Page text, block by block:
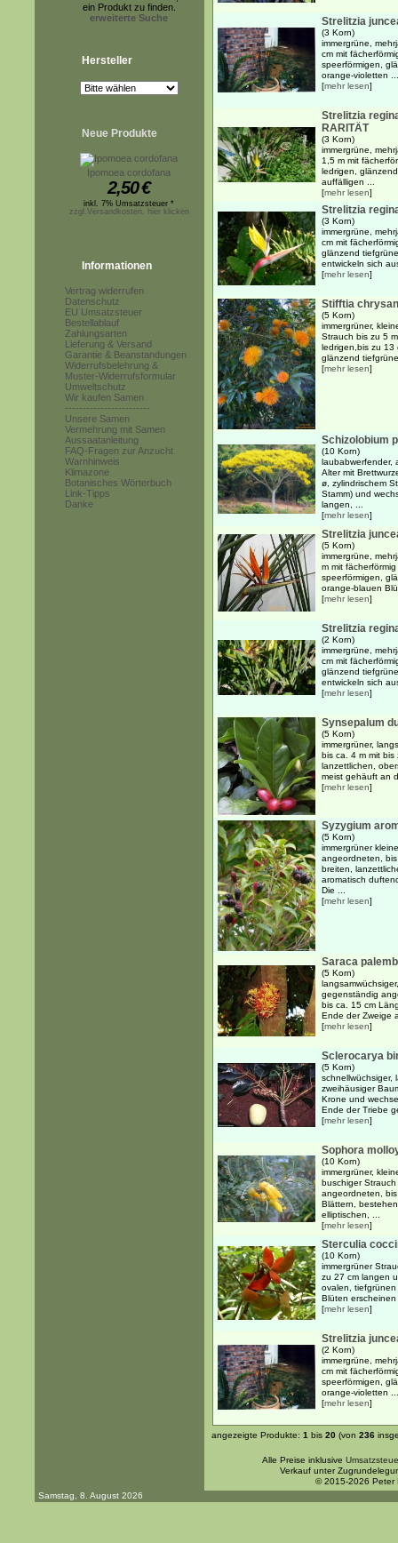
ein Produkt zu finden.
erweiterte Suche
Hersteller
Neue Produkte
Ipomoea cordofana
2,50€
inkl. 7% Umsatzsteuer *
zzgl.Versandkosten, hier klicken
Informationen
Vertrag widerrufen
Datenschutz
EU Umsatzsteuer
Bestellablauf
Zahlungsarten
Lieferung & Versand
Garantie & Beanstandungen
Widerrufsbelehrung &
Muster-Widerrufsformular
Umweltschutz
Wir kaufen Samen
------------------------
Unsere Samen
Vermehrung mit Samen
Aussaatanleitung
FAQ-Fragen zur Anzucht
Warnhinweis
Klimazone
Botanisches Wörterbuch
Link-Tipps
Danke
Strelitzia
(3 Korn)
immergrüne,
cm mit
speerförmigen,
orange-violetten ...
[mehr lesen]
Strelitzia
RARITÄT
(3 Korn)
immergrüne,
1,5 m mit
ledrigen,
auffälligen ...
[mehr lesen]
Strelitzia
(3 Korn)
immergrüne,
cm mit
glänzend
entwickeln sich
[mehr lesen]
Stifftia
(5 Korn)
immergrüner,
Strauch bis zu 5
ledrigen,bis zu 13
glänzend
[mehr lesen]
Schizolobium
(10 Korn)
laubabwerfender,
Alter mit
ø, zylindrischem
Stamm) und
langen, ...
[mehr lesen]
Strelitzia
(5 Korn)
immergrüne,
m mit
speerförmigen,
orange-blauen
[mehr lesen]
Strelitzia
(2 Korn)
immergrüne,
cm mit
glänzend
entwickeln sich
[mehr lesen]
Synsepalum
(5 Korn)
immergrüner,
bis ca. 4 m mit
lanzettlichen,
meist gehäuft an
[mehr lesen]
Syzygium
(5 Korn)
immergrüner
angeordneten,
breiten,
aromatisch
Die ...
[mehr lesen]
Saraca
(5 Korn)
gegenständig
bis ca. 15 cm
Ende der Zweige
[mehr lesen]
Sclerocarya
(5 Korn)
schnellwüchsiger,
zweihäusiger
Krone und
Ende der Triebe
[mehr lesen]
Sophora
(10 Korn)
immergrüner,
buschiger
angeordneten,
Blättern,
elliptischen, ...
[mehr lesen]
Sterculia
(10 Korn)
immergrüner
zu 27 cm langen
ovalen,
Blüten
[mehr lesen]
Strelitzia
(2 Korn)
immergrüne,
cm mit
speerförmigen,
orange-violetten ...
[mehr lesen]
angezeigte Produkte: 1 bis 20 (von 236
Alle Preise inklusive
Verkauf unter
© 2015-2026 Peter
Samstag, 8. August 2026